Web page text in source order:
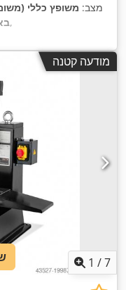
מצב: משופץ כללי
,
מודעה קטנה
1 /7